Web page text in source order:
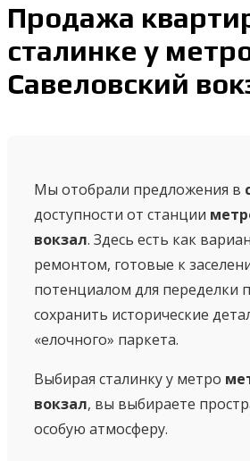
Продажа
сталинке у
Савеловский
Мы отобрали предложения в
доступности от станции
вокзал. Здесь есть как
ремонтом, готовые к
потенциалом для переделки
сохранить исторические
«елочного» паркета.
Выбирая сталинку у метро
вокзал, вы выбираете
особую атмосферу.